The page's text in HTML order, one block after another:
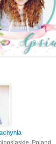
Poland